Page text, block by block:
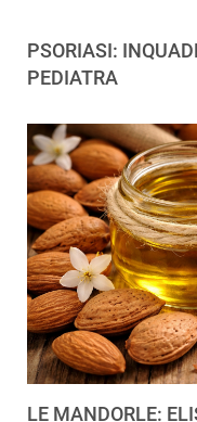
PSORIASI:
PEDIATRA
LE MANDORLE: